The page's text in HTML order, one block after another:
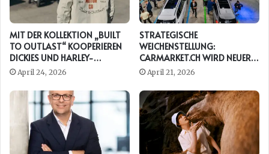
MIT DER KOLLEKTION „BUILT
TO OUTLAST“ KOOPERIEREN
DICKIES UND HARLEY-
DAVIDSON ERNEUT
April 24, 2026
STRATEGISCHE
WEICHENSTELLUNG:
CARMARKET.CH WIRD NEUER
PRESENTING PARTNER DER
AUTO ZÜRICH
April 21, 2026